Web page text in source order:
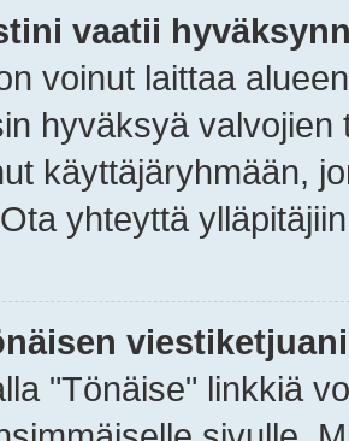
vaatii
voinut laittaa
hyväksyä
käyttäjäryhmään,
yhteyttä
"Tönäise" linkkiä